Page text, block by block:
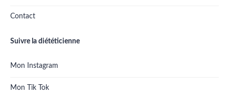
Contact
Suivre la diététicienne
Mon Instagram
Mon Tik Tok